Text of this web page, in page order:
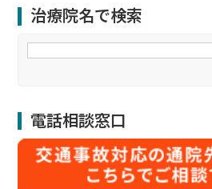
治療院名で検索
電話相談窓口